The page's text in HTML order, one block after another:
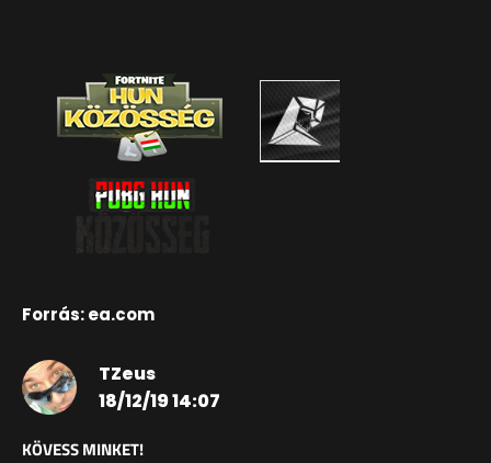
Forrás: ea.com
TZeus
18/12/19 14:07
KÖVESS MINKET!